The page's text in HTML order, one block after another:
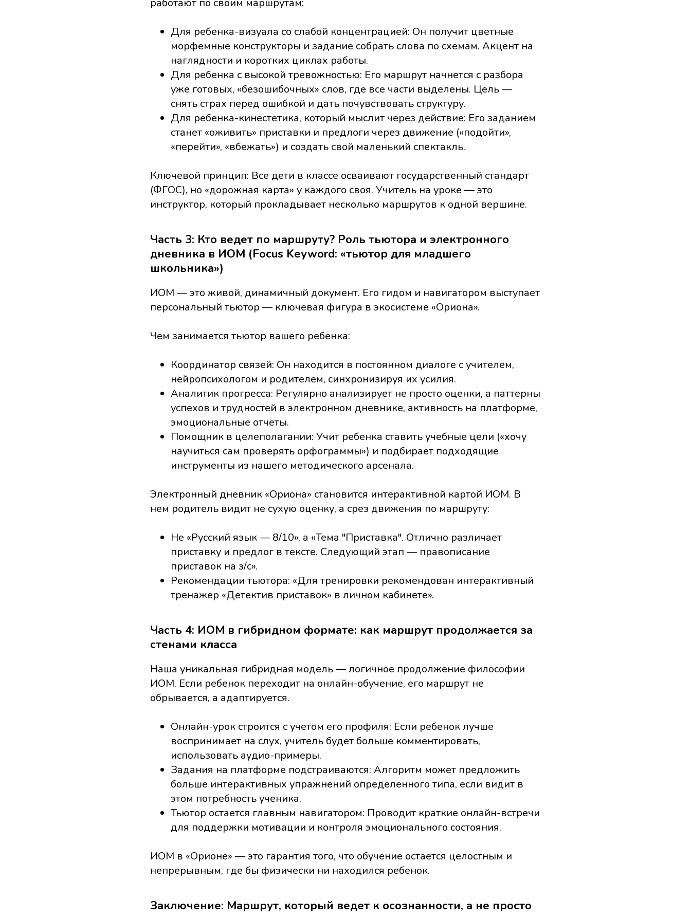
работают по своим маршрутам:
Для ребенка-визуала со слабой концентрацией: Он получит цветные
морфемные конструкторы и задание собрать слова по схемам. Акцент на
наглядности и коротких циклах работы.
Для ребенка с высокой тревожностью: Его маршрут начнется с разбора
уже готовых, «безошибочных» слов, где все части выделены. Цель —
снять страх перед ошибкой и дать почувствовать структуру.
Для ребенка-кинестетика, который мыслит через действие: Его заданием
станет «оживить» приставки и предлоги через движение («подойти»,
«перейти», «вбежать») и создать свой маленький спектакль.
Ключевой принцип: Все дети в классе осваивают государственный стандарт
(ФГОС), но «дорожная карта» у каждого своя. Учитель на уроке — это
инструктор, который прокладывает несколько маршрутов к одной вершине.
Часть 3: Кто ведет по маршруту? Роль тьютора и электронного
дневника в ИОМ (Focus Keyword: «тьютор для младшего
школьника»)
ИОМ — это живой, динамичный документ. Его гидом и навигатором выступает
персональный тьютор — ключевая фигура в экосистеме «Ориона».
Чем занимается тьютор вашего ребенка:
Координатор связей: Он находится в постоянном диалоге с учителем,
нейропсихологом и родителем, синхронизируя их усилия.
Аналитик прогресса: Регулярно анализирует не просто оценки, а паттерны
успехов и трудностей в электронном дневнике, активность на платформе,
эмоциональные отчеты.
Помощник в целеполагании: Учит ребенка ставить учебные цели («хочу
научиться сам проверять орфограммы») и подбирает подходящие
инструменты из нашего методического арсенала.
Электронный дневник «Ориона» становится интерактивной картой ИОМ. В
нем родитель видит не сухую оценку, а срез движения по маршруту:
Не «Русский язык — 8/10», а «Тема "Приставка". Отлично различает
приставку и предлог в тексте. Следующий этап — правописание
приставок на з/с».
Рекомендации тьютора: «Для тренировки рекомендован интерактивный
тренажер «Детектив приставок» в личном кабинете».
Часть 4: ИОМ в гибридном формате: как маршрут продолжается за
стенами класса
Наша уникальная гибридная модель — логичное продолжение философии
ИОМ. Если ребенок переходит на онлайн-обучение, его маршрут не
обрывается, а адаптируется.
Онлайн-урок строится с учетом его профиля: Если ребенок лучше
воспринимает на слух, учитель будет больше комментировать,
использовать аудио-примеры.
Задания на платформе подстраиваются: Алгоритм может предложить
больше интерактивных упражнений определенного типа, если видит в
этом потребность ученика.
Тьютор остается главным навигатором: Проводит краткие онлайн-встречи
для поддержки мотивации и контроля эмоционального состояния.
ИОМ в «Орионе» — это гарантия того, что обучение остается целостным и
непрерывным, где бы физически ни находился ребенок.
Заключение: Маршрут, который ведет к осознанности, а не просто